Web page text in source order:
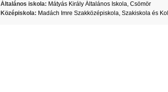
Általános iskola: Mátyás Király Általános Iskola, Csömör
Középiskola: Madách Imre Szakközépiskola, Szakiskola és